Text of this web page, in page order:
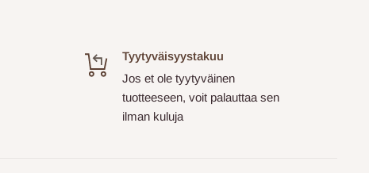
Tyytyväisyystakuu
Jos et ole tyytyväinen
tuotteeseen, voit palauttaa sen
ilman kuluja